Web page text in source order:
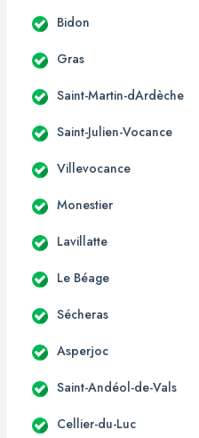
Bidon
Gras
Saint-Martin-dArdèche
Saint-Julien-Vocance
Villevocance
Monestier
Lavillatte
Le Béage
Sécheras
Asperjoc
Saint-Andéol-de-Vals
Cellier-du-Luc